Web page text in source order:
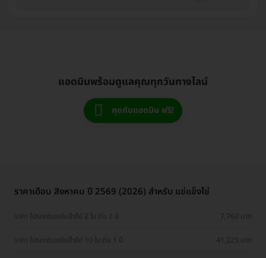
แอดมินพร้อมดูแลคุณทุกวันทางไลน์
คุยกับแอดมิน ฟรี!
ราคาเดือน สิงหาคม ปี 2569 (2026) สำหรับ แช่แข็งไข่
ราคา โปรแกรมแช่แข็งไข่ 2 ใบ ต่อ 1 ปี 7,760 บาท
ราคา โปรแกรมแช่แข็งไข่ 10 ใบ ต่อ 1 ปี 41,225 บาท